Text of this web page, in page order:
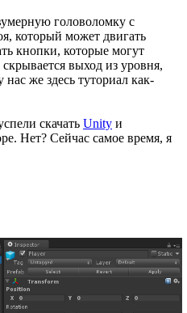
головоломку с
который может двигать
кнопки, которые могут
выход из уровня,
же здесь туториал как-
скачать Unity и
Нет? Сейчас самое время, я